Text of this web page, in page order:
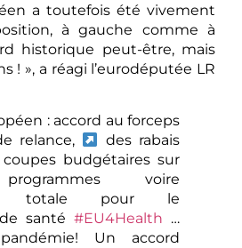
a toutefois été vivement
à gauche comme à
historique peut-être, mais
! », a réagi l’eurodéputée LR
: accord au forceps
relance,
des rabais
budgétaires sur
voire
totale pour le
santé #EU4Health …
Un accord